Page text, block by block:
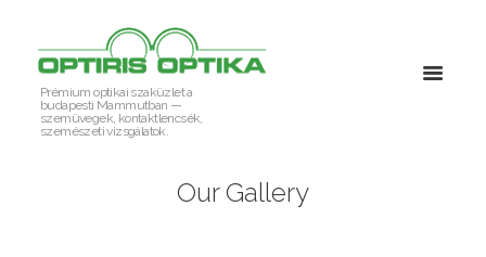
Prémium optikai szaküzlet a
budapesti Mammutban —
szemüvegek, kontaktlencsék,
szemészeti vizsgálatok.
Our Gallery